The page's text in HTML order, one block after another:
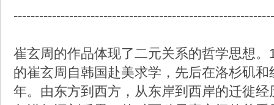
崔玄周的作品体现了二元关系的哲学思想。
的崔玄周自韩国赴美求学，先后在洛杉矶和
年。由东方到西方，从东岸到西岸的迁徙